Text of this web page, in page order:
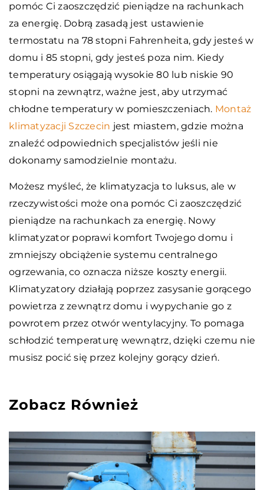
pomóc Ci zaoszczędzić pieniądze na rachunkach
za energię. Dobrą zasadą jest ustawienie
termostatu na 78 stopni Fahrenheita, gdy jesteś w
domu i 85 stopni, gdy jesteś poza nim. Kiedy
temperatury osiągają wysokie 80 lub niskie 90
stopni na zewnątrz, ważne jest, aby utrzymać
chłodne temperatury w pomieszczeniach. Montaż
klimatyzacji Szczecin jest miastem, gdzie można
znaleźć odpowiednich specjalistów jeśli nie
dokonamy samodzielnie montażu.
Możesz myśleć, że klimatyzacja to luksus, ale w
rzeczywistości może ona pomóc Ci zaoszczędzić
pieniądze na rachunkach za energię. Nowy
klimatyzator poprawi komfort Twojego domu i
zmniejszy obciążenie systemu centralnego
ogrzewania, co oznacza niższe koszty energii.
Klimatyzatory działają poprzez zasysanie gorącego
powietrza z zewnątrz domu i wypychanie go z
powrotem przez otwór wentylacyjny. To pomaga
schłodzić temperaturę wewnątrz, dzięki czemu nie
musisz pocić się przez kolejny gorący dzień.
Zobacz Również